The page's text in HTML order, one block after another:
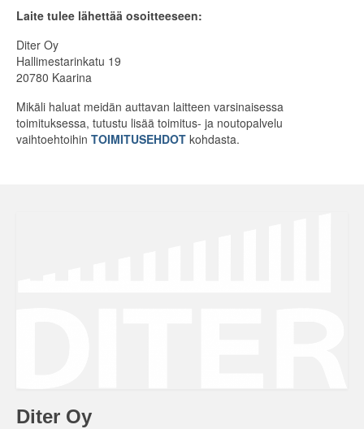
Laite tulee lähettää osoitteeseen:
Diter Oy
Hallimestarinkatu 19
20780 Kaarina
Mikäli haluat meidän auttavan laitteen varsinaisessa
toimituksessa, tutustu lisää toimitus- ja noutopalvelu
vaihtoehtoihin TOIMITUSEHDOT kohdasta.
Diter Oy